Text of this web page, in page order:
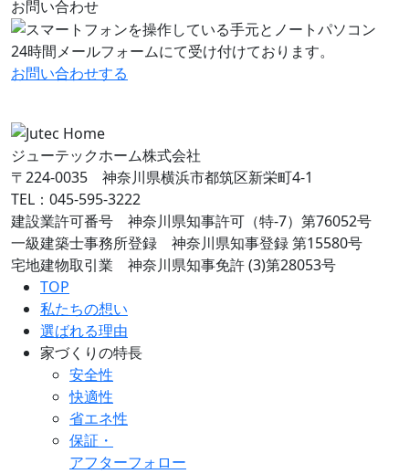
お問い合わせ
24時間メールフォームにて受け付けております。
お問い合わせする
ジューテックホーム株式会社
〒224-0035 神奈川県横浜市都筑区新栄町4-1
TEL：045-595-3222
建設業許可番号 神奈川県知事許可（特-7）第76052号
一級建築士事務所登録 神奈川県知事登録 第15580号
宅地建物取引業 神奈川県知事免許 (3)第28053号
TOP
私たちの想い
選ばれる理由
家づくりの特長
安全性
快適性
省エネ性
保証・
アフターフォロー